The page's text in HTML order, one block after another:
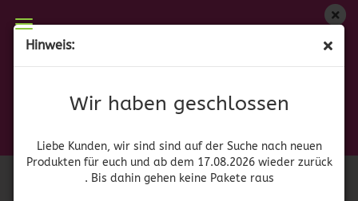
Hinweis:
Wir haben geschlossen
Liebe Kunden, wir sind sind auf der Suche nach neuen
Produkten für euch und ab dem 17.08.2026 wieder zurück
. Bis dahin gehen keine Pakete raus
Wir haben geschlossen
zurück. Bis dahin gehen keine Pakete raus
Das Team von Delicious Food and Drinks
52610)